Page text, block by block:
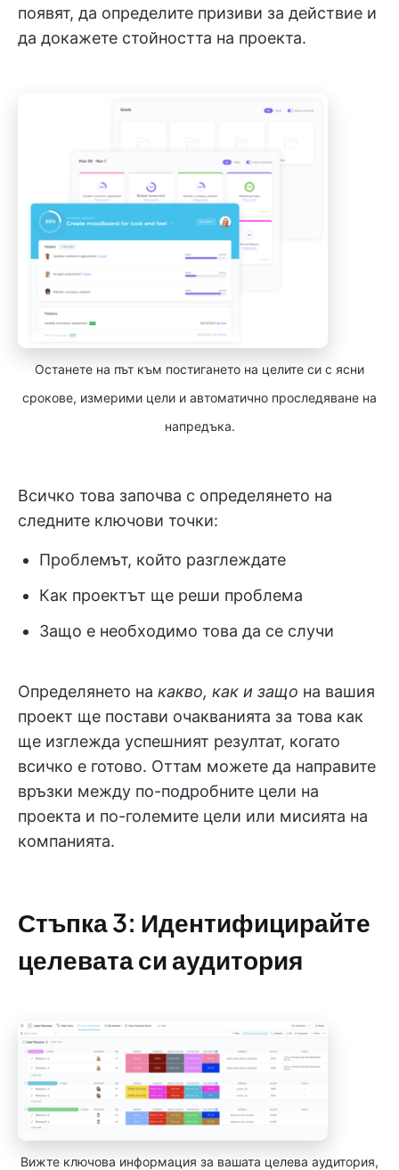
появят, да определите призиви за действие и
да докажете стойността на проекта.
Останете на път към постигането на целите си с ясни
срокове, измерими цели и автоматично проследяване на
напредъка.
Всичко това започва с определянето на
следните ключови точки:
Проблемът, който разглеждате
Как проектът ще реши проблема
Защо е необходимо това да се случи
Определянето на какво, как и защо на вашия
проект ще постави очакванията за това как
ще изглежда успешният резултат, когато
всичко е готово. Оттам можете да направите
връзки между по-подробните цели на
проекта и по-големите цели или мисията на
компанията.
Стъпка 3: Идентифицирайте
целевата си аудитория
Вижте ключова информация за вашата целева аудитория,